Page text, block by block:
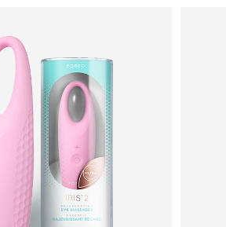
Entrega prevista
Entrega prevista
Entrega prevista
Entrega prevista
Entrega prevista